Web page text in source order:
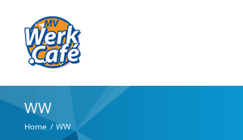
naar
inhoud
WW
Home WW